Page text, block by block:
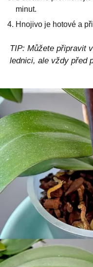
minut.
Hnojivo je hotové a
TIP: Můžete připravit
lednici, ale vždy před